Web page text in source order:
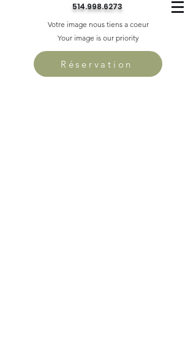
514.998.6273
Votre image nous tiens a coeur
Your image is our priority
Réservation